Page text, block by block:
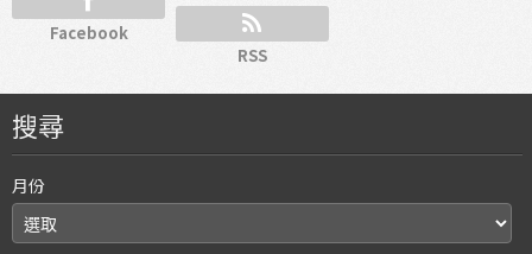
Facebook
RSS
搜尋
月份